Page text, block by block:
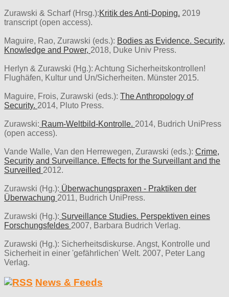
Zurawski & Scharf (Hrsg.):Kritik des Anti-Doping. 2019
transcript (open access).
Maguire, Rao, Zurawski (eds.): Bodies as Evidence. Security,
Knowledge and Power, 2018, Duke Univ Press.
Herlyn & Zurawski (Hg.): Achtung Sicherheitskontrollen!
Flughäfen, Kultur und Un/Sicherheiten. Münster 2015.
Maguire, Frois, Zurawski (eds.): The Anthropology of
Security. 2014, Pluto Press.
Zurawski: Raum-Weltbild-Kontrolle. 2014, Budrich UniPress
(open access).
Vande Walle, Van den Herrewegen, Zurawski (eds.): Crime,
Security and Surveillance. Effects for the Surveillant and the
Surveilled 2012.
Zurawski (Hg.): Überwachungspraxen - Praktiken der
Überwachung 2011, Budrich UniPress.
Zurawski (Hg.): Surveillance Studies. Perspektiven eines
Forschungsfeldes 2007, Barbara Budrich Verlag.
Zurawski (Hg.): Sicherheitsdiskurse. Angst, Kontrolle und
Sicherheit in einer 'gefährlichen' Welt. 2007, Peter Lang
Verlag.
News & Feeds